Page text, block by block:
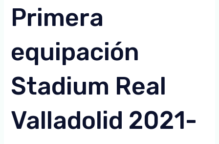
Primera
equipación
Stadium Real
Valladolid 2021-